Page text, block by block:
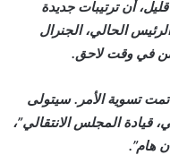
أن ترتيبات جديدة
الحالي، الجنرال
في وقت لاحق.
تسوية الأمر. سيتولى
قيادة المجلس الانتقالي”،
هام”.